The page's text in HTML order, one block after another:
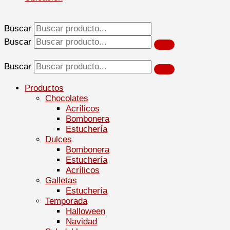
Buscar
Buscar
Buscar
Productos
Chocolates
Acrílicos
Bombonera
Estuchería
Dulces
Bombonera
Estuchería
Acrílicos
Galletas
Estuchería
Temporada
Halloween
Navidad